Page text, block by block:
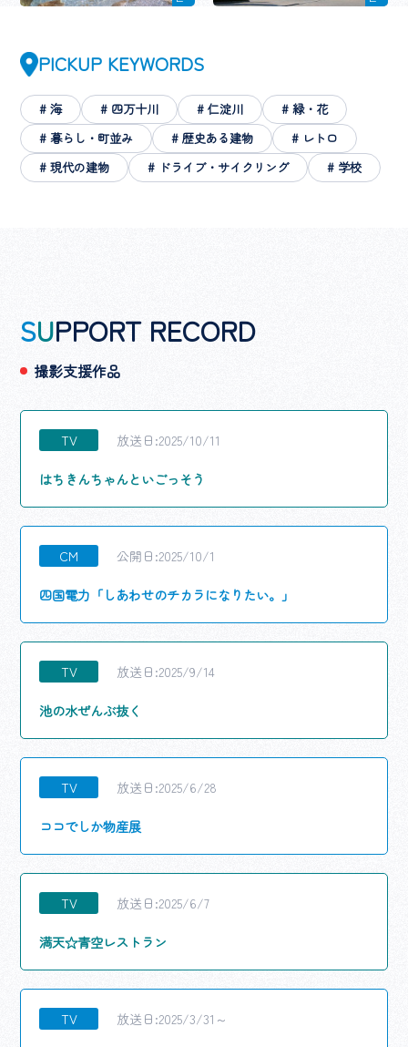
PICKUP KEYWORDS
# 海 # 四万十川 # 仁淀川
# 緑・花
# 暮らし・町並み
# 歴史ある建物
# レトロ
# 現代の建物
# ドライブ・サイクリング # 学校
SUPPORT RECORD
撮影支援作品
TV 放送日:2025/10/11
はちきんちゃんといごっそう
CM 公開日:2025/10/1
四国電力「しあわせのチカラになりたい。」
TV 放送日:2025/9/14
池の水ぜんぶ抜く
TV 放送日:2025/6/28
ココでしか物産展
TV 放送日:2025/6/7
満天☆青空レストラン
TV 放送日:2025/3/31～